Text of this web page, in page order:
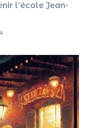
l’école Jean-